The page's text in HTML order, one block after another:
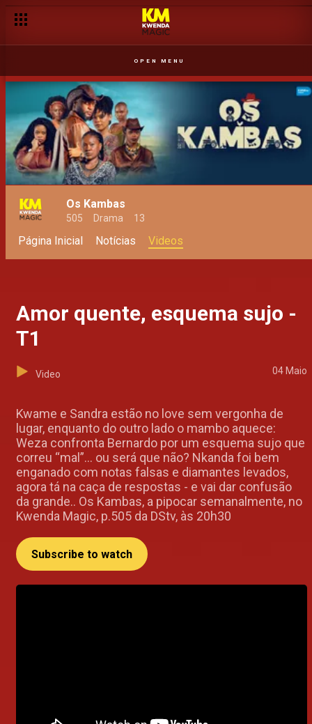
OPEN MENU
Os Kambas
505 Drama 13
Página Inicial Notícias Videos
Amor quente, esquema sujo -
T1
Video 04 Maio
Kwame e Sandra estão no love sem vergonha de
lugar, enquanto do outro lado o mambo aquece:
Weza confronta Bernardo por um esquema sujo que
correu “mal”… ou será que não? Nkanda foi bem
enganado com notas falsas e diamantes levados,
agora tá na caça de respostas - e vai dar confusão
da grande.. Os Kambas, a pipocar semanalmente, no
Kwenda Magic, p.505 da DStv, às 20h30
Subscribe to watch